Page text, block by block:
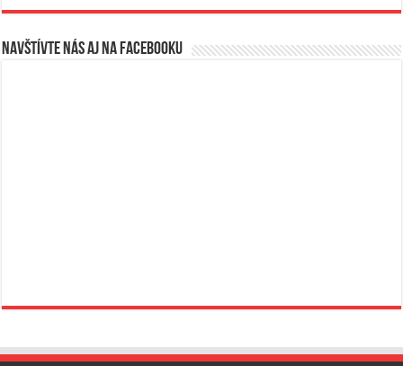
Navštívte nás aj na Facebooku